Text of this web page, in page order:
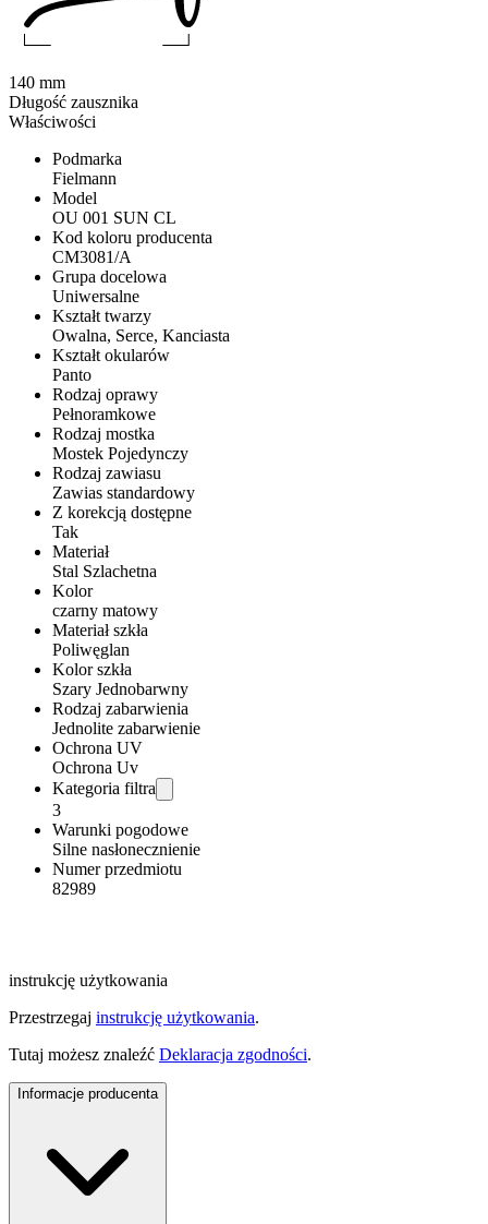
Właściwości
Podmarka
Fielmann
Model
OU 001 SUN CL
Kod koloru producenta
CM3081/A
Grupa docelowa
Uniwersalne
Kształt twarzy
Owalna, Serce, Kanciasta
Kształt okularów
Panto
Rodzaj oprawy
Pełnoramkowe
Rodzaj mostka
Mostek Pojedynczy
Rodzaj zawiasu
Zawias standardowy
Z korekcją dostępne
Tak
Materiał
Stal Szlachetna
Kolor
czarny matowy
Materiał szkła
Poliwęglan
Kolor szkła
Szary Jednobarwny
Rodzaj zabarwienia
Jednolite zabarwienie
Ochrona UV
Ochrona Uv
Kategoria filtra
3
Warunki pogodowe
Silne nasłonecznienie
Numer przedmiotu
82989
instrukcję użytkowania
Przestrzegaj instrukcję użytkowania.
Tutaj możesz znaleźć Deklaracja zgodności.
Informacje producenta
140 mm
Długość zausznika